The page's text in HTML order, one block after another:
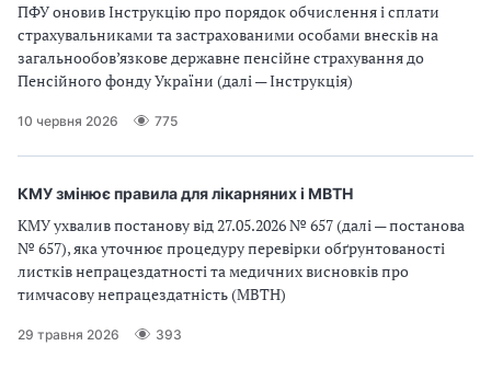
ПФУ оновив Інструкцію про порядок обчислення і сплати
страхувальниками та застрахованими особами внесків на
загальнообов’язкове державне пенсійне страхування до
Пенсійного фонду України (далі — Інструкція)
10 червня 2026 775
КМУ змінює правила для лікарняних і МВТН
КМУ ухвалив постанову від 27.05.2026 № 657 (далі — постанова
№ 657), яка уточнює процедуру перевірки обґрунтованості
листків непрацездатності та медичних висновків про
тимчасову непрацездатність (МВТН)
29 травня 2026 393